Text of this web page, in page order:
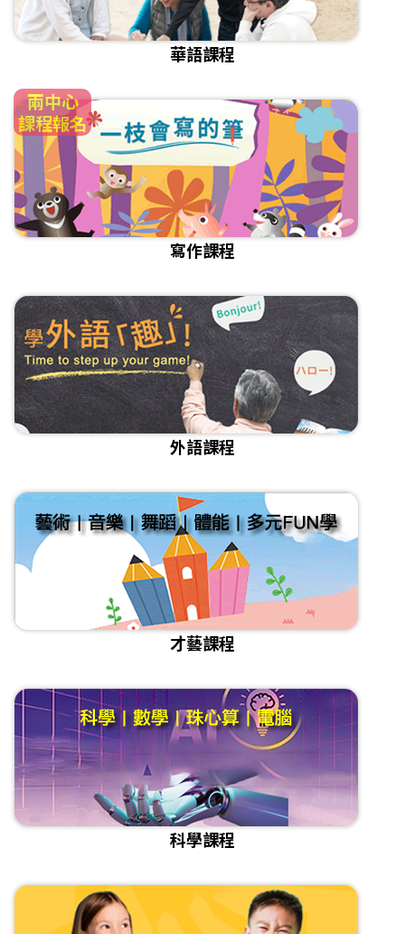
兩中心
課程報名
華語課程
寫作課程
外語課程
才藝課程
科學課程